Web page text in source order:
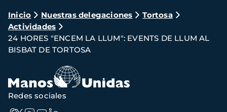
Ruta
de
navegación
Inicio Nuestras delegaciones
Tortosa
Actividades
24 HORES "ENCEM LA LLUM": EVENTS DE LLUM AL
BISBAT DE TORTOSA
Redes sociales